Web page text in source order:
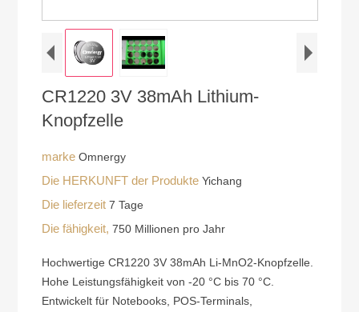
CR1220 3V 38mAh Lithium-
Knopfzelle
markeOmnergy
Die HERKUNFT der ProdukteYichang
Die lieferzeit7 Tage
Die fähigkeit,750 Millionen pro Jahr
Hochwertige CR1220 3V 38mAh Li-MnO2-Knopfzelle.
Hohe Leistungsfähigkeit von -20 °C bis 70 °C.
Entwickelt für Notebooks, POS-Terminals,